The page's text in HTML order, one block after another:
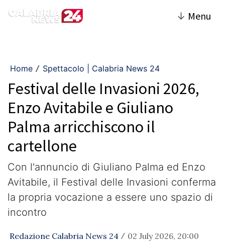
↓ Menu
Home / Spettacolo | Calabria News 24
Festival delle Invasioni 2026,
Enzo Avitabile e Giuliano
Palma arricchiscono il
cartellone
Con l'annuncio di Giuliano Palma ed Enzo
Avitabile, il Festival delle Invasioni conferma
la propria vocazione a essere uno spazio di
incontro
Redazione Calabria News 24 / 02 July 2026, 20:00